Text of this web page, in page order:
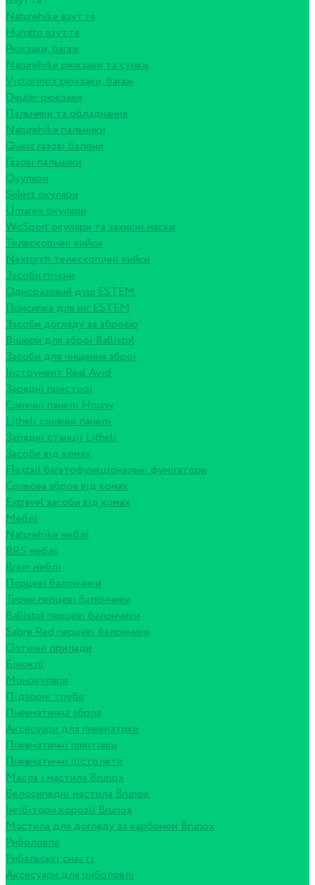
Naturehike взуття
Humtto взуття
Рюкзаки, багаж
Naturehike рюкзаки та сумки
Victorinox рюкзаки, багаж
Deuter рюкзаки
Пальники та обладнання
Naturehike пальники
Quest газові балони
Газові пальники
Окуляри
Select окуляри
Umarex окуляри
WoSport окуляри та захисні маски
Телескопічні кийки
Nextorch телескопічні кийки
Засоби гігієни
Одноразовий душ ESTEM
Присипка для ніг ESTEM
Засоби догляду за зброєю
Вішери для зброї Ballistol
Засоби для чищення зброї
Інструмент Real Avid
Зарядні пристрої
Сонячні панелі Houny
Litheli сонячні панелі
Зарядні станції Litheli
Засоби від комах
Flextail багатофункціональні фумігатори
Сольова зброя від комах
Extravel засоби від комах
Меблі
Naturehike меблі
BRS меблі
Brain меблі
Перцеві балончики
Терен перцеві балончики
Ballistol перцеві балончики
Sabre Red перцеві балончики
Оптичні прилади
Біноклі
Монокуляри
Підзорні труби
Пневматична зброя
Аксесуари для пневматики
Пневматичні гвинтівки
Пневматичні пістолети
Масла і мастила Brunox
Велосипедні мастила Brunox
Інгібітори корозії Brunox
Мастила для догляду за карбоном Brunox
Риболовля
Рибальські снасті
Аксесуари для риболовлі